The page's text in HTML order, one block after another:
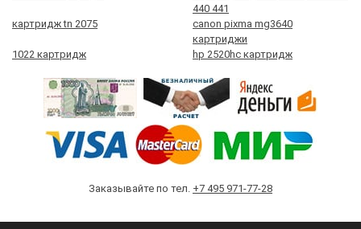
440 441
картридж tn 2075
canon pixma mg3640
картриджи
1022 картридж
hp 2520hc картридж
Заказывайте по тел. +7 495 971-77-28